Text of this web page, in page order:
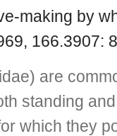
making by
166.3907:
are
standing
which they